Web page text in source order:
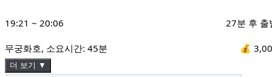
19:21 ~ 20:06 27분 후 출
무궁화호, 소요시간: 45분 💰
더 보기 ▼